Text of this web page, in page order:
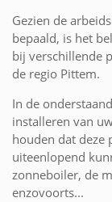
Gezien de
bepaald, is het
bij verschillende
de regio Pittem.
In de
installeren van
houden dat deze
uiteenlopend
zonneboiler, de
enzovoorts...